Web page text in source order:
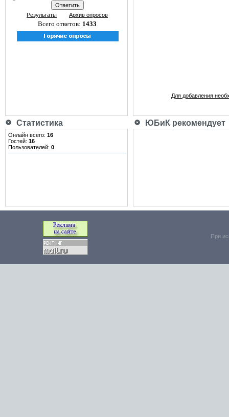
Результаты Архив опросов
Всего ответов: 1433
Для добавления
Статистика ЮБиК рекомендует
Онлайн всего: 16
Гостей: 16
Пользователей: 0
При